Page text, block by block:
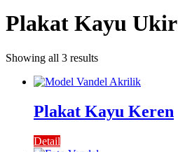
Plakat Kayu Ukir
Showing all 3 results
Plakat Kayu Keren
Detail